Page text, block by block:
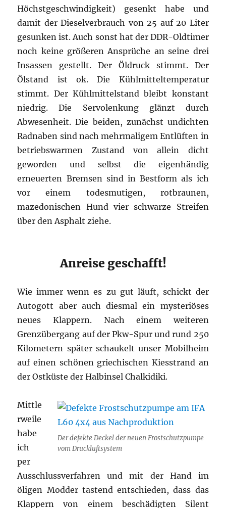
Höchstgeschwindigkeit) gesenkt habe und
damit der Dieselverbrauch von 25 auf 20 Liter
gesunken ist. Auch sonst hat der DDR-Oldtimer
noch keine größeren Ansprüche an seine drei
Insassen gestellt. Der Öldruck stimmt. Der
Ölstand ist ok. Die Kühlmitteltemperatur
stimmt. Der Kühlmittelstand bleibt konstant
niedrig. Die Servolenkung glänzt durch
Abwesenheit. Die beiden, zunächst undichten
Radnaben sind nach mehrmaligem Entlüften in
betriebswarmen Zustand von allein dicht
geworden und selbst die eigenhändig
erneuerten Bremsen sind in Bestform als ich
vor einem todesmutigen, rotbraunen,
mazedonischen Hund vier schwarze Streifen
über den Asphalt ziehe.
Anreise geschafft!
Wie immer wenn es zu gut läuft, schickt der
Autogott aber auch diesmal ein mysteriöses
neues Klappern. Nach einem weiteren
Grenzübergang auf der Pkw-Spur und rund 250
Kilometern später schaukelt unser Mobilheim
auf einen schönen griechischen Kiesstrand an
der Ostküste der Halbinsel Chalkidiki.
Der defekte Deckel der neuen Frostschutzpumpe
vom Druckluftsystem
Mittle
rweile
habe
ich
per
Ausschlussverfahren und mit der Hand im
öligen Modder tastend entschieden, dass das
Klappern von einem beschädigten Silent